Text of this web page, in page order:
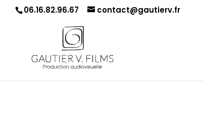
06.16.82.96.67 contact@gautierv.fr